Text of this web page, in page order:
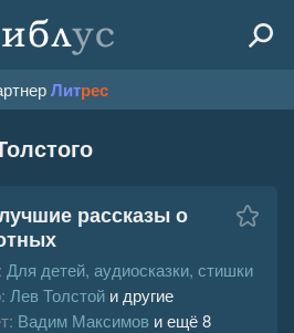
Литрес
рассказы о
Для детей, аудиосказки, стишки
Лев Толстой и другие
Вадим Максимов и ещё 8